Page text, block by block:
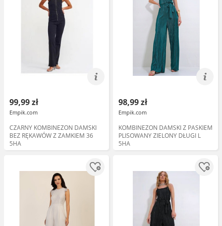
99,99 zł
Empik.com
CZARNY KOMBINEZON DAMSKI
BEZ RĘKAWÓW Z ZAMKIEM 36
5HA
98,99 zł
Empik.com
KOMBINEZON DAMSKI Z PASKIEM
PLISOWANY ZIELONY DŁUGI L
5HA